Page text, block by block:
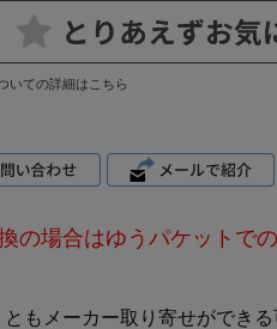
いての詳細はこちら
場合はゆうパケットでの
もメーカー取り寄せができ